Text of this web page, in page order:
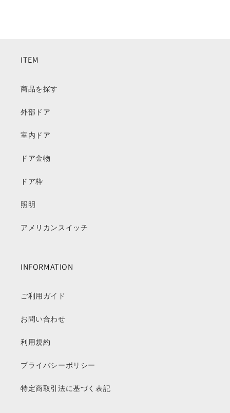
ITEM
商品を探す
外部ドア
室内ドア
ドア金物
ドア枠
照明
アメリカンスイッチ
INFORMATION
ご利用ガイド
お問い合わせ
利用規約
プライバシーポリシー
特定商取引法に基づく表記